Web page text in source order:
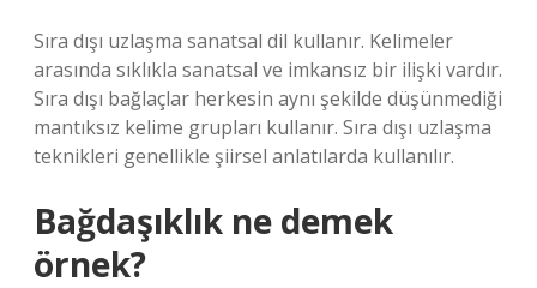
Sıra dışı uzlaşma sanatsal dil kullanır. Kelimeler
arasında sıklıkla sanatsal ve imkansız bir ilişki vardır.
Sıra dışı bağlaçlar herkesin aynı şekilde düşünmediği
mantıksız kelime grupları kullanır. Sıra dışı uzlaşma
teknikleri genellikle şiirsel anlatılarda kullanılır.
Bağdaşıklık ne demek
örnek?